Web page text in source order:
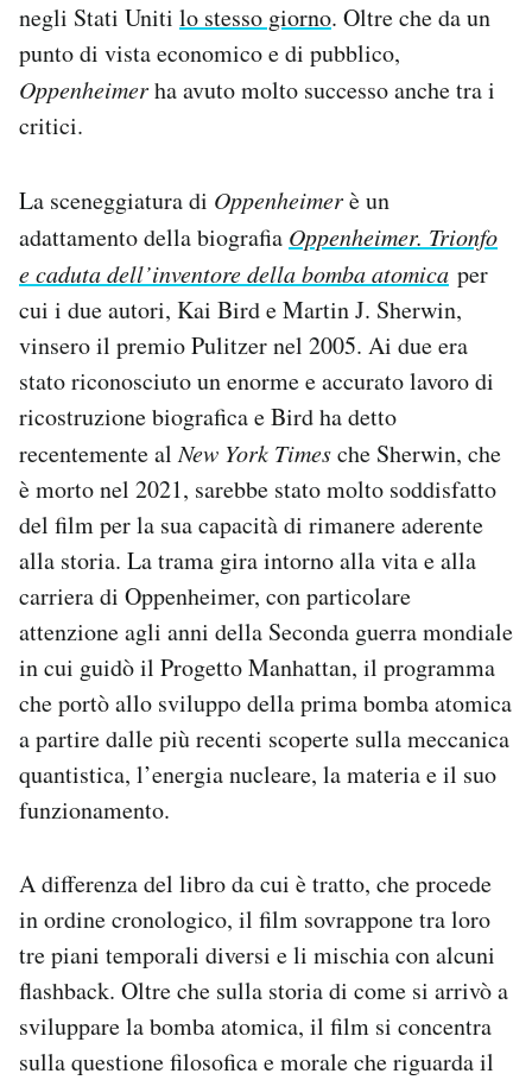
negli Stati Uniti lo stesso giorno. Oltre che da un
punto di vista economico e di pubblico,
Oppenheimerha avuto molto successo anche tra i
critici.
La sceneggiatura di Oppenheimerè un
adattamento della biografia Oppenheimer. Trionfo
e caduta dell’inventore della bomba atomica per
cui i due autori, Kai Bird e Martin J. Sherwin,
vinsero il premio Pulitzer nel 2005. Ai due era
stato riconosciuto un enorme e accurato lavoro di
ricostruzione biografica e Bird ha detto
recentemente alNew York Timesche Sherwin, che
è morto nel 2021, sarebbe stato molto soddisfatto
del film per la sua capacità di rimanere aderente
alla storia. La trama gira intorno alla vita e alla
carriera di Oppenheimer, con particolare
attenzione agli anni della Seconda guerra mondiale
in cui guidò il Progetto Manhattan, il programma
che portò allo sviluppo della prima bomba atomica
a partire dalle più recenti scoperte sulla meccanica
quantistica, l’energia nucleare, la materia e il suo
funzionamento.
A differenza del libro da cui è tratto, che procede
in ordine cronologico, il film sovrappone tra loro
tre piani temporali diversi e li mischia con alcuni
flashback. Oltre che sulla storia di come si arrivò a
sviluppare la bomba atomica, il film si concentra
sulla questione filosofica e morale che riguarda il